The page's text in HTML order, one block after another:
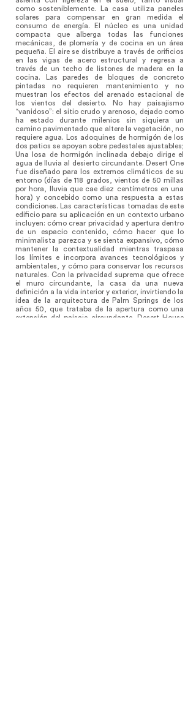
como sosteniblemente. La casa utiliza paneles
solares para compensar en gran medida el
consumo de energía. El núcleo es una unidad
compacta que alberga todas las funciones
mecánicas, de plomería y de cocina en un área
pequeña. El aire se distribuye a través de orificios
en las vigas de acero estructural y regresa a
través de un techo de listones de madera en la
cocina. Las paredes de bloques de concreto
pintadas no requieren mantenimiento y no
muestran los efectos del arenado estacional de
los vientos del desierto. No hay paisajismo
“vanidoso”: el sitio crudo y arenoso, dejado como
ha estado durante milenios sin siquiera un
camino pavimentado que altere la vegetación, no
requiere agua. Los adoquines de hormigón de los
dos patios se apoyan sobre pedestales ajustables;
Una losa de hormigón inclinada debajo dirige el
agua de lluvia al desierto circundante. Desert One
fue diseñado para los extremos climáticos de su
entorno (días de 118 grados, vientos de 50 millas
por hora, lluvia que cae diez centímetros en una
hora) y concebido como una respuesta a estas
condiciones. Las características tomadas de este
edificio para su aplicación en un contexto urbano
incluyen: cómo crear privacidad y apertura dentro
de un espacio contenido, cómo hacer que lo
minimalista parezca y se sienta expansivo, cómo
mantener la contextualidad mientras traspasa
los límites e incorpora avances tecnológicos y
ambientales, y cómo para conservar los recursos
naturales. Con la privacidad suprema que ofrece
el muro circundante, la casa da una nueva
definición a la vida interior y exterior, invirtiendo la
idea de la arquitectura de Palm Springs de los
años 50, que trataba de la apertura como una
extensión del paisaje circundante. Desert House